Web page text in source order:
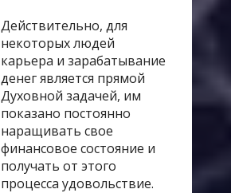
Действительно, для
некоторых людей
карьера и зарабатывание
денег является прямой
Духовной задачей, им
показано постоянно
наращивать свое
финансовое состояние и
получать от этого
процесса удовольствие.